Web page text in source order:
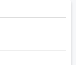
阁全文免费阅读